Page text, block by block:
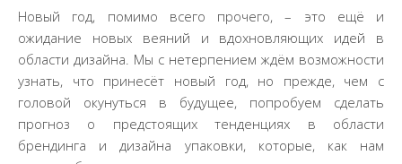
Новый год, помимо всего прочего, – это ещё и
ожидание новых веяний и вдохновляющих идей в
области дизайна. Мы с нетерпением ждём возможности
узнать, что принесёт новый год, но прежде, чем с
головой окунуться в будущее, попробуем сделать
прогноз о предстоящих тенденциях в области
брендинга и дизайна упаковки, которые, как нам